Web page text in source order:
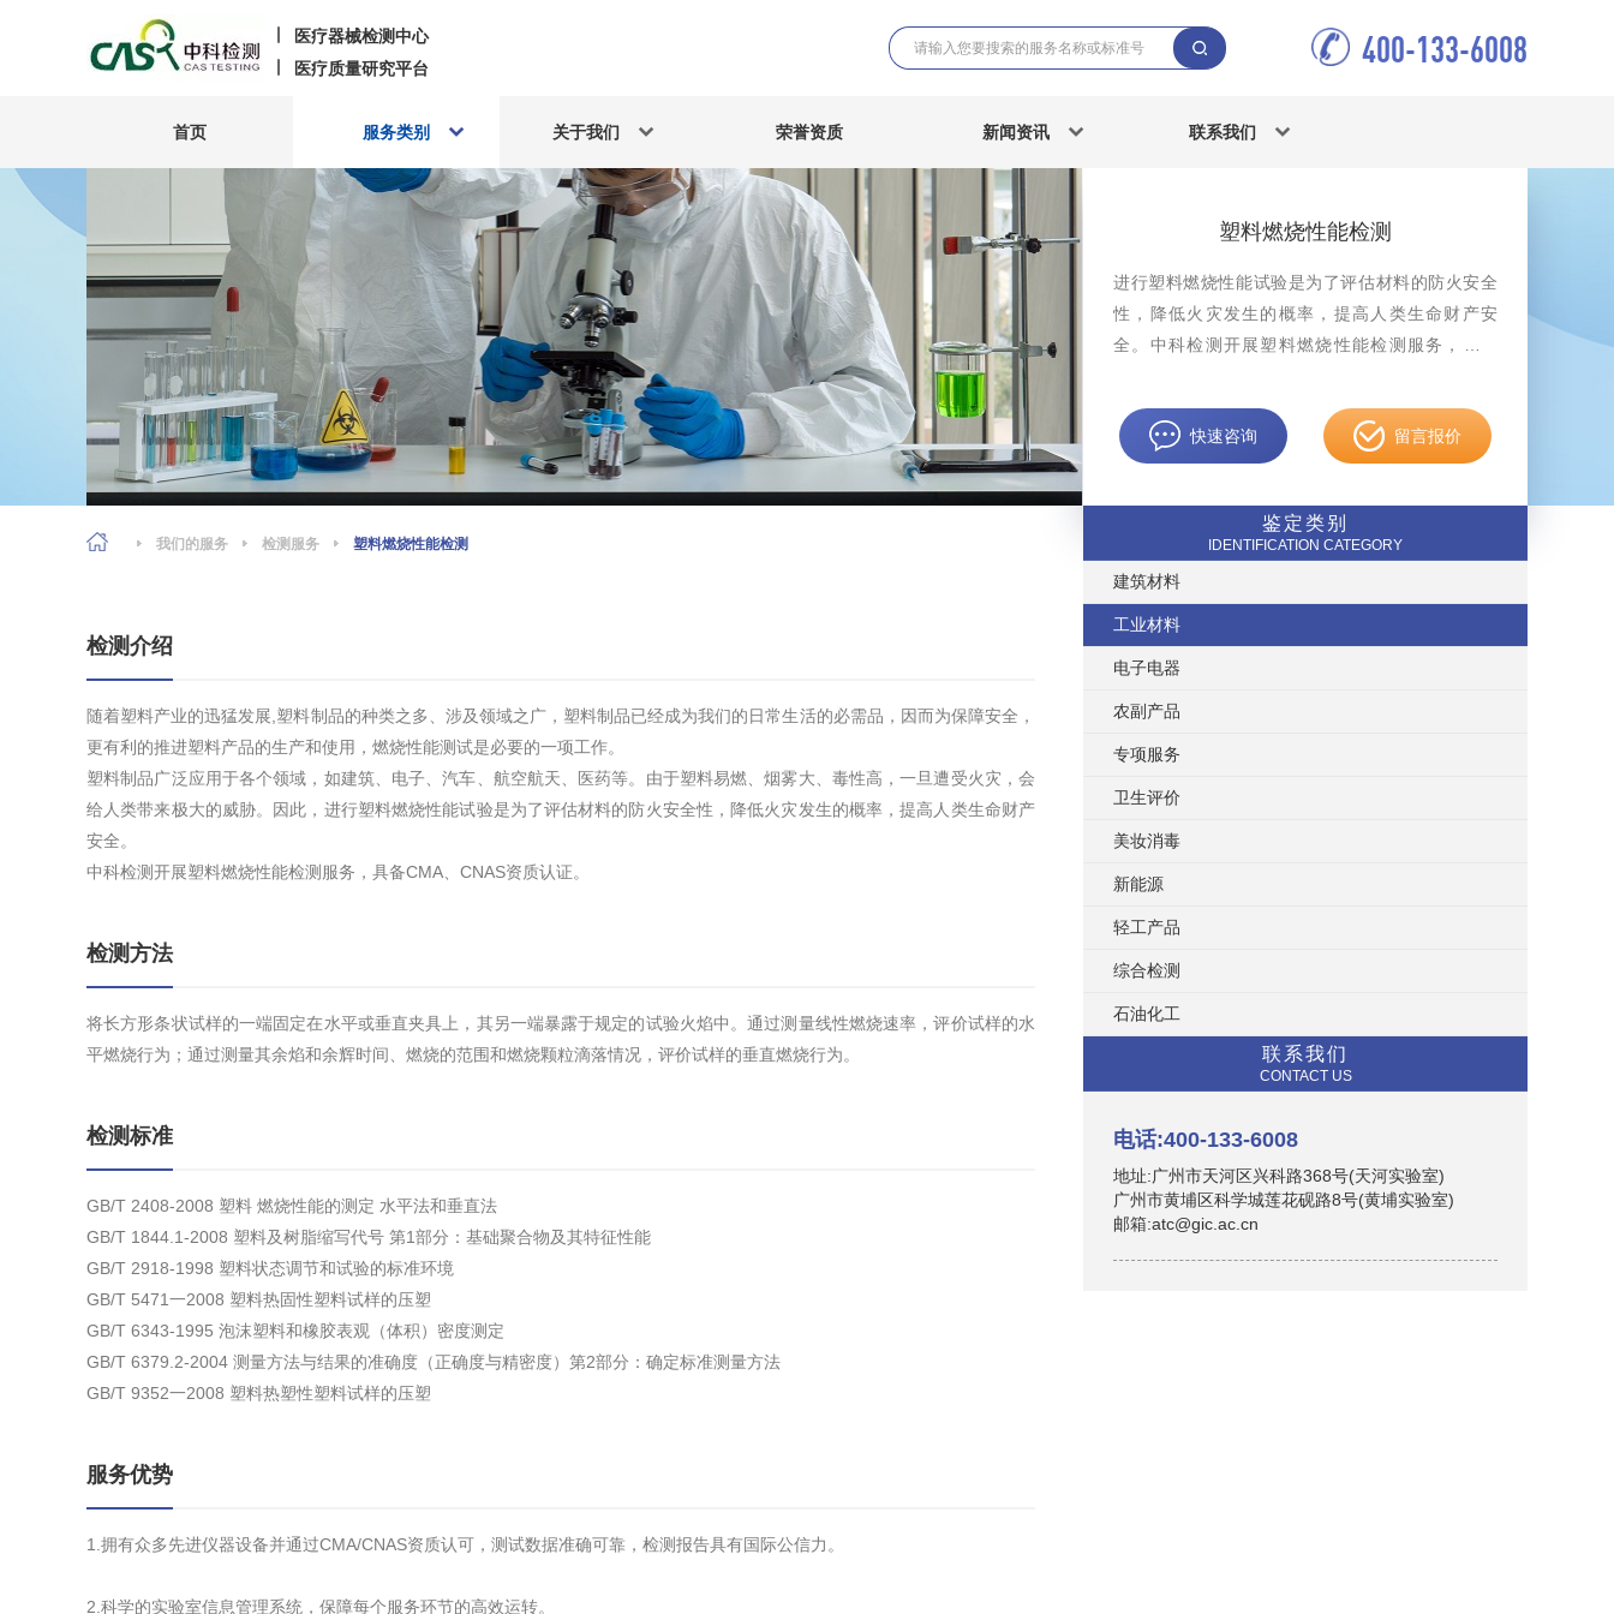
医疗器械检测中心
医疗质量研究平台
400-133-6008
首页 服务类别 关于我们 荣誉资质 新闻资讯 联系我们
塑料燃烧性能检测
进行塑料燃烧性能试验是为了评估材料的防火安全
性，降低火灾发生的概率，提高人类生命财产安
全。中科检测开展塑料燃烧性能检测服务，具备
快速咨询 留言报价
鉴定类别
IDENTIFICATION CATEGORY
建筑材料
工业材料
电子电器
农副产品
专项服务
卫生评价
美妆消毒
新能源
轻工产品
综合检测
石油化工
联系我们
CONTACT US
电话:400-133-6008
地址:广州市天河区兴科路368号(天河实验室)
广州市黄埔区科学城莲花砚路8号(黄埔实验室)
邮箱:atc@gic.ac.cn
我们的服务 检测服务 塑料燃烧性能检测
检测介绍
随着塑料产业的迅猛发展,塑料制品的种类之多、涉及领域之广，塑料制品已经成为我们的日常生活的必需品，因而为保障安全，
更有利的推进塑料产品的生产和使用，燃烧性能测试是必要的一项工作。
塑料制品广泛应用于各个领域，如建筑、电子、汽车、航空航天、医药等。由于塑料易燃、烟雾大、毒性高，一旦遭受火灾，会
给人类带来极大的威胁。因此，进行塑料燃烧性能试验是为了评估材料的防火安全性，降低火灾发生的概率，提高人类生命财产
安全。
中科检测开展塑料燃烧性能检测服务，具备CMA、CNAS资质认证。
检测方法
将长方形条状试样的一端固定在水平或垂直夹具上，其另一端暴露于规定的试验火焰中。通过测量线性燃烧速率，评价试样的水
平燃烧行为；通过测量其余焰和余辉时间、燃烧的范围和燃烧颗粒滴落情况，评价试样的垂直燃烧行为。
检测标准
GB/T 2408-2008 塑料 燃烧性能的测定 水平法和垂直法
GB/T 1844.1-2008 塑料及树脂缩写代号 第1部分：基础聚合物及其特征性能
GB/T 2918-1998 塑料状态调节和试验的标准环境
GB/T 5471一2008 塑料热固性塑料试样的压塑
GB/T 6343-1995 泡沫塑料和橡胶表观（体积）密度测定
GB/T 6379.2-2004 测量方法与结果的准确度（正确度与精密度）第2部分：确定标准测量方法
GB/T 9352一2008 塑料热塑性塑料试样的压塑
服务优势
1.拥有众多先进仪器设备并通过CMA/CNAS资质认可，测试数据准确可靠，检测报告具有国际公信力。
2.科学的实验室信息管理系统，保障每个服务环节的高效运转。